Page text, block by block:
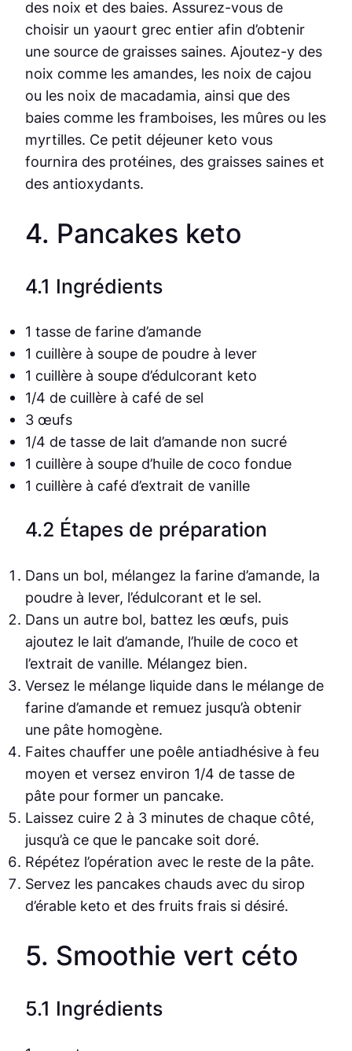
des noix et des baies. Assurez-vous de
choisir un yaourt grec entier afin d’obtenir
une source de graisses saines. Ajoutez-y des
noix comme les amandes, les noix de cajou
ou les noix de macadamia, ainsi que des
baies comme les framboises, les mûres ou les
myrtilles. Ce petit déjeuner keto vous
fournira des protéines, des graisses saines et
des antioxydants.
4. Pancakes keto
4.1 Ingrédients
1 tasse de farine d’amande
1 cuillère à soupe de poudre à lever
1 cuillère à soupe d’édulcorant keto
1/4 de cuillère à café de sel
3 œufs
1/4 de tasse de lait d’amande non sucré
1 cuillère à soupe d’huile de coco fondue
1 cuillère à café d’extrait de vanille
4.2 Étapes de préparation
Dans un bol, mélangez la farine d’amande, la
poudre à lever, l’édulcorant et le sel.
Dans un autre bol, battez les œufs, puis
ajoutez le lait d’amande, l’huile de coco et
l’extrait de vanille. Mélangez bien.
Versez le mélange liquide dans le mélange de
farine d’amande et remuez jusqu’à obtenir
une pâte homogène.
Faites chauffer une poêle antiadhésive à feu
moyen et versez environ 1/4 de tasse de
pâte pour former un pancake.
Laissez cuire 2 à 3 minutes de chaque côté,
jusqu’à ce que le pancake soit doré.
Répétez l’opération avec le reste de la pâte.
Servez les pancakes chauds avec du sirop
d’érable keto et des fruits frais si désiré.
5. Smoothie vert céto
5.1 Ingrédients